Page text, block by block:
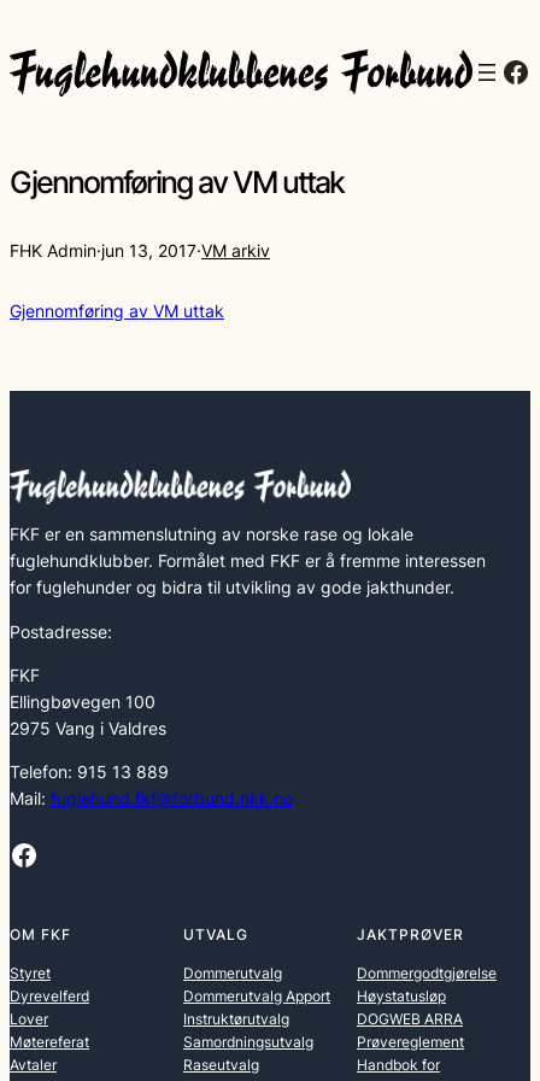
Gjennomføring av VM uttak
FHK Admin·jun 13, 2017·VM arkiv
Gjennomføring av VM uttak
FKF er en sammenslutning av norske rase og lokale
fuglehundklubber. Formålet med FKF er å fremme interessen
for fuglehunder og bidra til utvikling av gode jakthunder.
Postadresse:
FKF
Ellingbøvegen 100
2975 Vang i Valdres
Telefon: 915 13 889
Mail: fuglehund.fkf@forbund.nkk.no
Facebook
OM FKF
Styret
Dyrevelferd
Lover
Møtereferat
Avtaler
UTVALG
Dommerutvalg
Dommerutvalg Apport
Instruktørutvalg
Samordningsutvalg
Raseutvalg
JAKTPRØVER
Dommergodtgjørelse
Høystatusløp
DOGWEB ARRA
Prøvereglement
Handbok for